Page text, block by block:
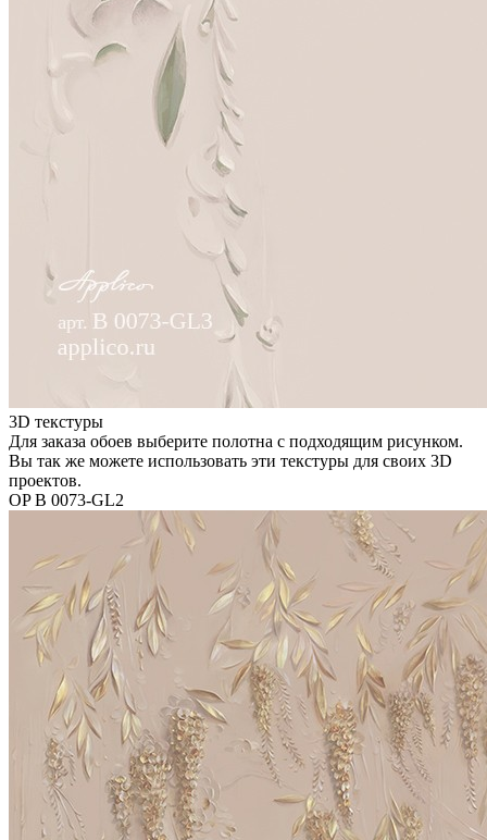
3D текстуры
Для заказа обоев выберите полотна с подходящим рисунком.
Вы так же можете использовать эти текстуры для своих 3D
проектов.
OP B 0073-GL2